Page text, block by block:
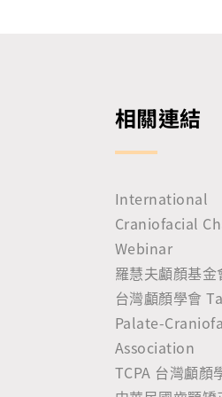
相關連結
International
Craniofacial
Webinar
羅慧夫顱顏基金
台灣顱顏學會
Palate-
Association
TCPA 台灣顱顏